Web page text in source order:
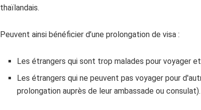
thaïlandais.
Peuvent ainsi bénéficier d’une prolongation de visa :
Les étrangers qui sont trop malades pour voyager
Les étrangers qui ne peuvent pas voyager pour
prolongation auprès de leur ambassade ou consulat).